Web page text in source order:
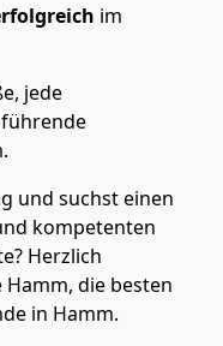
im
jede
und suchst einen
kompetenten
Herzlich
die besten
in Hamm.